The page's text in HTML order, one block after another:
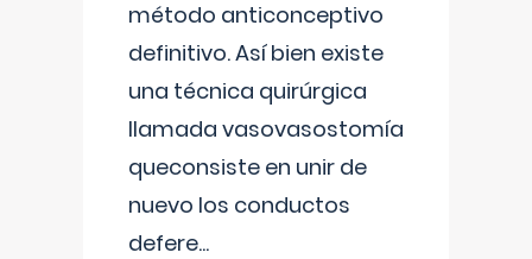
método anticonceptivo
definitivo. Así bien existe
una técnica quirúrgica
llamada vasovasostomía
queconsiste en unir de
nuevo los conductos
defere...